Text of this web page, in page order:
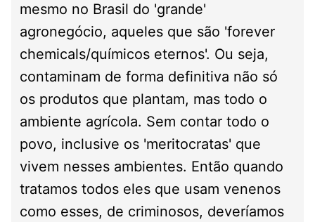
mesmo no Brasil do 'grande'
agronegócio, aqueles que são 'forever
chemicals/químicos eternos'. Ou seja,
contaminam de forma definitiva não só
os produtos que plantam, mas todo o
ambiente agrícola. Sem contar todo o
povo, inclusive os 'meritocratas' que
vivem nesses ambientes. Então quando
tratamos todos eles que usam venenos
como esses, de criminosos, deveríamos